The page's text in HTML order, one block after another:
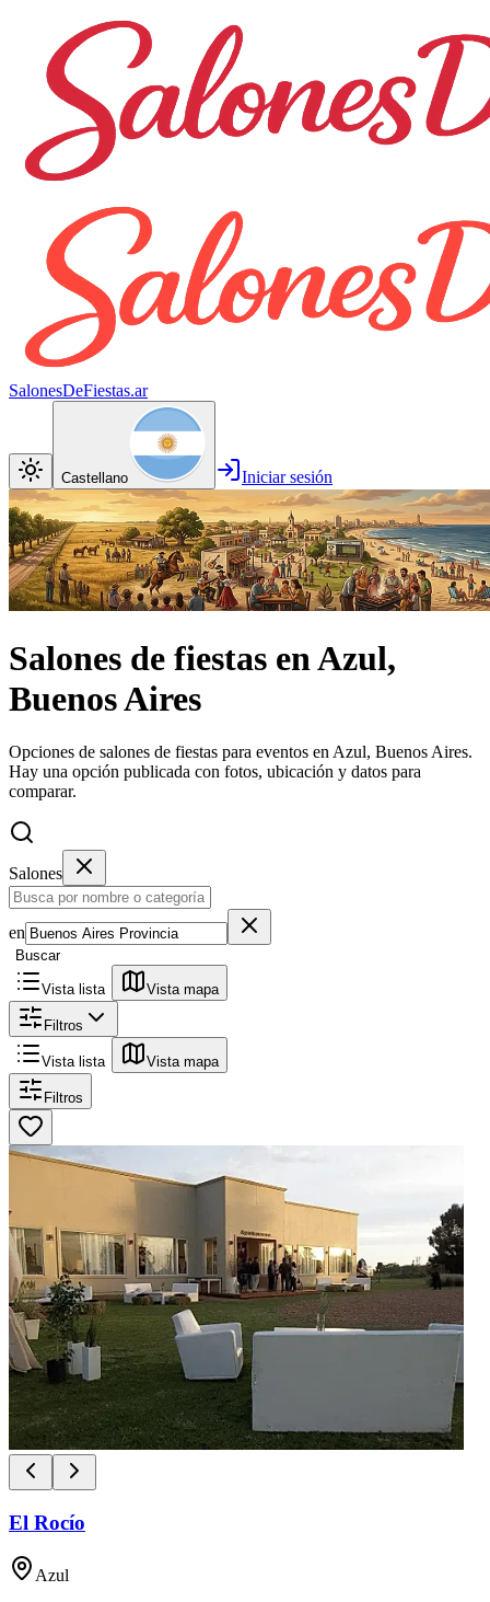
SalonesDeFiestas.ar
Castellano Iniciar sesión
Salones de fiestas enAzul,
Buenos Aires
Opciones de salones de fiestas para eventos en Azul, Buenos Aires.
Hay una opción publicada con fotos, ubicación y datos para
comparar.
Salones
en
Buscar
Vista lista Vista mapa
Filtros
Vista lista Vista mapa
Filtros
El Rocío
Azul